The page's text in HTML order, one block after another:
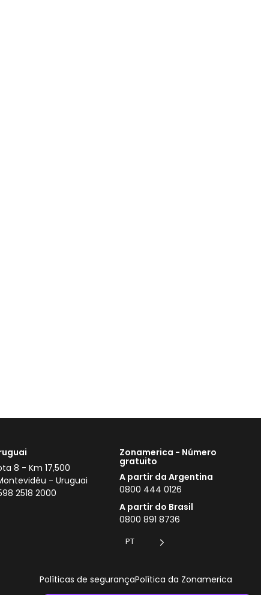
8 - Km 17,500
- Uruguai
2518 2000
Zonamerica - Número
gratuito
A partir da Argentina
0800 444 0126
A partir do Brasil
0800 891 8736
PT
Políticas de segurançaPolítica da Zonamerica